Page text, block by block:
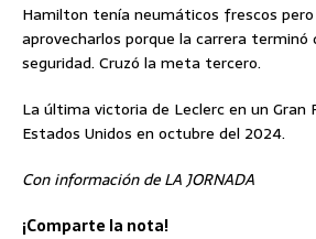
Hamilton tenía neumáticos frescos pero
aprovecharlos porque la carrera
seguridad. Cruzó la meta tercero.
La última victoria de Leclerc en un Gran
Estados Unidos en octubre del 2024.
Con información de LA JORNADA
¡Comparte la nota!